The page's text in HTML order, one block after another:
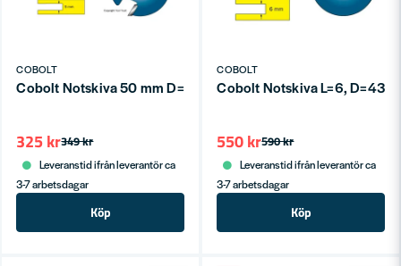
COBOLT
Cobolt Notskiva 50 mm D=48 Z=3
349 kr
325 kr
Leveranstid ifrån leverantör ca
3-7 arbetsdagar
Köp
COBOLT
Cobolt Notskiva L=6, D=43,
590 kr
550 kr
Leveranstid ifrån leverantör ca
3-7 arbetsdagar
Köp